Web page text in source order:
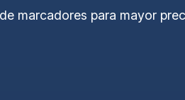
marcadores para mayor